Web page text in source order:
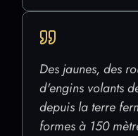
Des jaunes, des
d'engins volants
depuis la terre
formes à 150
RÉSERVER
PLACES LIMITÉES -